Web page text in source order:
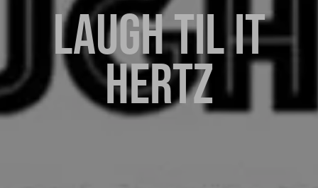
LAUGH TIL IT
HERTZ